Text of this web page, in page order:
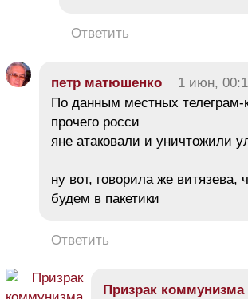
Ответить
петр матюшенко 1 июн,
По данным местных телеграм-
прочего росси
яне атаковали и уничтожили
ну вот, говорила же витязева,
будем в пакетики
Ответить
Призрак коммунизма